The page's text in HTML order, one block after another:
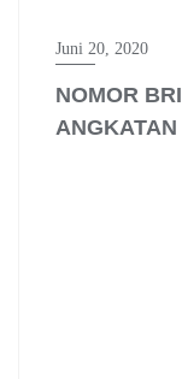
Juni 20, 2020
NOMOR
ANGKATAN